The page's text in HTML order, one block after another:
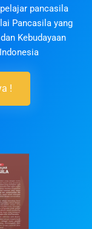
pancasila
Pancasila yang
Kebudayaan
!